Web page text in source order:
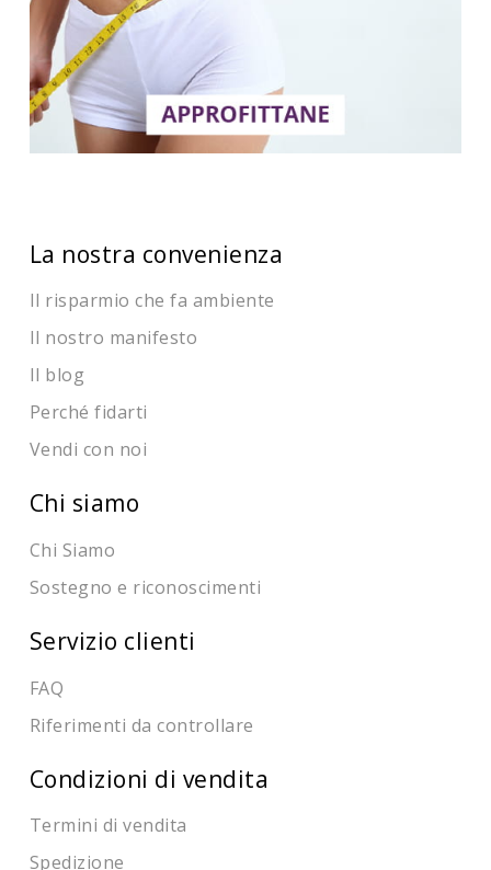
La nostra convenienza
Il risparmio che fa ambiente
Il nostro manifesto
Il blog
Perché fidarti
Vendi con noi
Chi siamo
Chi Siamo
Sostegno e riconoscimenti
Servizio clienti
FAQ
Riferimenti da controllare
Condizioni di vendita
Termini di vendita
Spedizione